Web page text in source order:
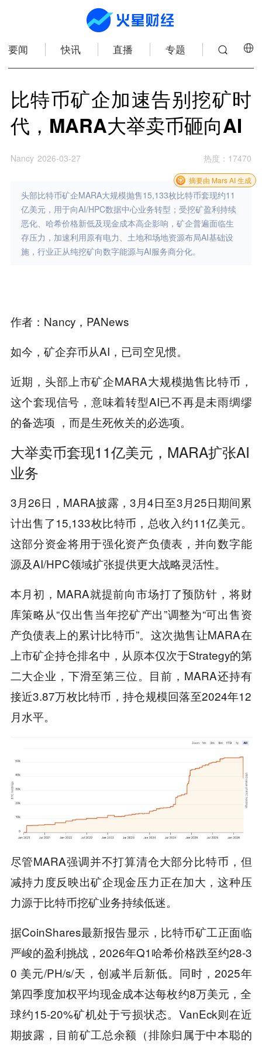
要闻 快讯 直播 专题
比特币矿企加速告别挖矿时
代，MARA大举卖币砸向AI
Nancy 2026-03-27 热度 ： 17470
头部比特币矿企MARA大规模抛售15,133枚比特币套现约11
亿美元，用于向AI/HPC数据中心业务转型；受挖矿盈利持续
恶化、哈希价格新低及现金成本高企影响，矿企普遍面临生
存压力，加速利用原有电力、土地和场地资源布局AI基础设
施，行业正从纯挖矿向数字能源与AI服务商分化。
摘要由 Mars AI 生成
作者：Nancy，PANews
如今，矿企弃币从AI，已司空见惯。
近期，头部上市矿企MARA大规模抛售比特币，
这个套现信号，意味着转型AI已不再是未雨绸缪
的备选项 ，而是生死攸关的必选项。
大举卖币套现11亿美元，MARA扩张AI
业务
3月26日，MARA披露，3月4日至3月25日期间累
计出售了15,133枚比特币，总收入约11亿美元。
这部分资金将用于强化资产负债表，并向数字能
源及AI/HPC领域扩张提供更大战略灵活性。
本月初，MARA就提前向市场打了预防针，将财
库策略从“仅出售当年挖矿产出”调整为“可出售资
产负债表上的累计比特币”。这次抛售让MARA在
上市矿企持仓排名中，从原本仅次于Strategy的第
二大企业，下滑至第三位。目前，MARA还持有
接近3.87万枚比特币，持仓规模回落至2024年12
月水平。
尽管MARA强调并不打算清仓大部分比特币，但
减持力度反映出矿企现金压力正在加大，这种压
力源于比特币挖矿业务持续低迷。
据CoinShares最新报告显示，比特币矿工正面临
严峻的盈利挑战，2026年Q1哈希价格跌至约28-3
0 美元/PH/s/天，创减半后新低。同时，2025年
第四季度加权平均现金成本达每枚约8万美元，全
球约15-20%矿机处于亏损状态。VanEck则在近
期披露，目前矿工总余额（排除归属于中本聪的